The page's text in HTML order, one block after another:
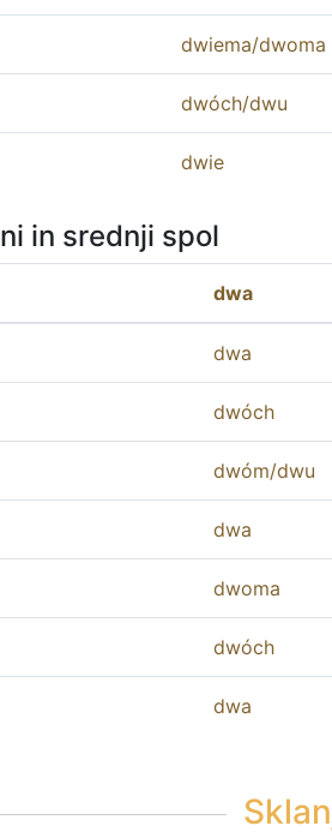
dwiema/dwoma
dwóch/dwu
dwie
in srednji spol
dwa
dwa
dwóch
dwóm/dwu
dwa
dwoma
dwóch
dwa